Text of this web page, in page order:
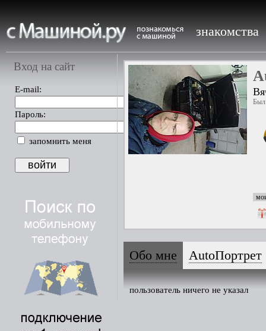
знакомства
Вход на сайт
E-mail:
Пароль:
запомнить меня
Был
Обо мне AutoПортрет
пользователь ничего не указал